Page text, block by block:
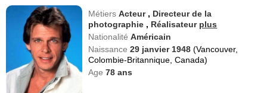
MétiersActeur , Directeur de la
photographie , Réalisateur plus
NationalitéAméricain
Naissance29 janvier 1948(Vancouver,
Colombie-Britannique, Canada)
Age78 ans